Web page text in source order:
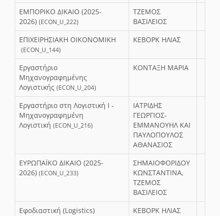
ΕΜΠΟΡΙΚΟ ΔΙΚΑΙΟ (2025-
2026) (ECON_U_222)
ΤΖΕΜΟΣ
ΒΑΣΙΛΕΙΟΣ
ΕΠΙΧΕΙΡΗΣΙΑΚΗ ΟΙΚΟΝΟΜΙΚΗ
(ECON_U_144)
ΚΕΒΟΡΚ ΗΛΙΑΣ
Εργαστήριο
Μηχανογραφημένης
Λογιστικής (ECON_U_204)
ΚΟΝΤΑΞΗ ΜΑΡΙΑ
Εργαστήριο στη Λογιστική Ι -
Μηχανογραφημένη
Λογιστική (ECON_U_216)
ΙΑΤΡΙΔΗΣ
ΓΕΩΡΓΙΟΣ-
ΕΜΜΑΝΟΥΗΛ ΚΑΙ
ΠΑΥΛΟΠΟΥΛΟΣ
ΑΘΑΝΑΣΙΟΣ
ΕΥΡΩΠΑΪΚΟ ΔΙΚΑΙΟ (2025-
2026) (ECON_U_233)
ΣΗΜΑΙΟΦΟΡΙΔΟΥ
ΚΩΝΣΤΑΝΤΙΝΑ,
ΤΖΕΜΟΣ
ΒΑΣΙΛΕΙΟΣ
Εφοδιαστική (Logistics)
ΚΕΒΟΡΚ ΗΛΙΑΣ